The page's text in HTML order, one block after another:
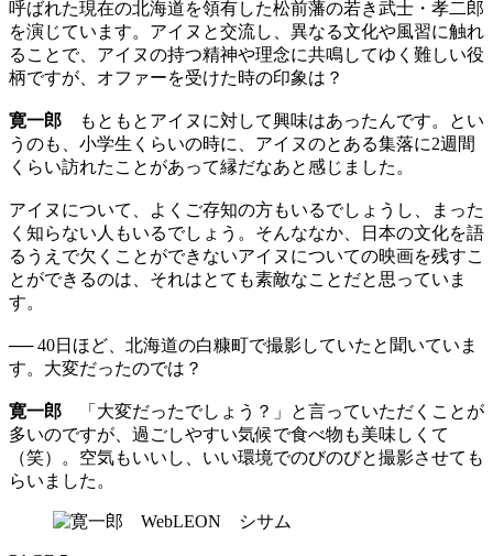
呼ばれた現在の北海道を領有した松前藩の若き武士・孝二郎
を演じています。アイヌと交流し、異なる文化や風習に触れ
ることで、アイヌの持つ精神や理念に共鳴してゆく難しい役
柄ですが、オファーを受けた時の印象は？
寛一郎 もともとアイヌに対して興味はあったんです。とい
うのも、小学生くらいの時に、アイヌのとある集落に2週間
くらい訪れたことがあって縁だなあと感じました。
アイヌについて、よくご存知の方もいるでしょうし、まった
く知らない人もいるでしょう。そんななか、日本の文化を語
るうえで欠くことができないアイヌについての映画を残すこ
とができるのは、それはとても素敵なことだと思っていま
す。
── 40日ほど、北海道の白糠町で撮影していたと聞いていま
す。大変だったのでは？
寛一郎 「大変だったでしょう？」と言っていただくことが
多いのですが、過ごしやすい気候で食べ物も美味しくて
（笑）。空気もいいし、いい環境でのびのびと撮影させても
らいました。